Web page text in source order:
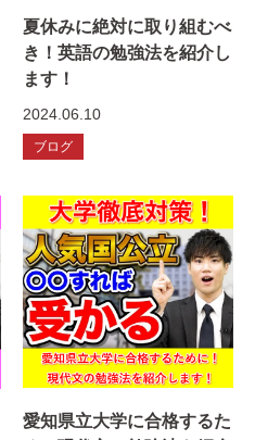
夏休みに絶対に取り組むべ
き！英語の勉強法を紹介し
ます！
2024.06.10
ブログ
愛知県立大学に合格するた